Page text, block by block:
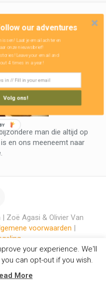
man die altijd op
en ons meeneemt naar
Zoë Agasi & Olivier Van
voorwaarden |
your experience. We'll
can opt-out if you wish.
More
our adventures
Laat je email achter en
onze nieuwsbrief!
Volg ons!
Leave your email and
4 times in a year!